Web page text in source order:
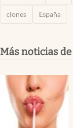
clones España
Más noticias de